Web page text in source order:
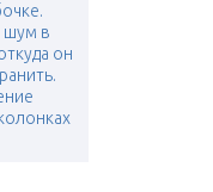
шум в
он